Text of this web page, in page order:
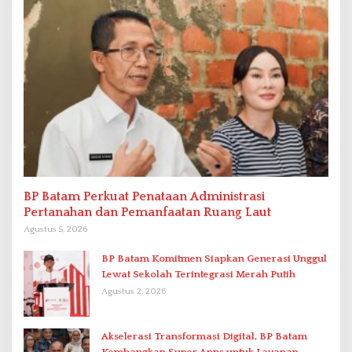
BP Batam Perkuat Penataan Administrasi
Pertanahan dan Pemanfaatan Ruang Laut
Agustus 5, 2026
BP Batam Komitmen Siapkan Generasi Unggul
Lewat Sekolah Terintegrasi Merah Putih
Agustus 2, 2026
Akselerasi Transformasi Digital, BP Batam